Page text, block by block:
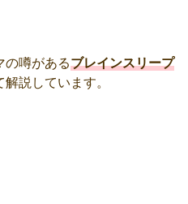
の噂があるブレインスリープ
説しています。